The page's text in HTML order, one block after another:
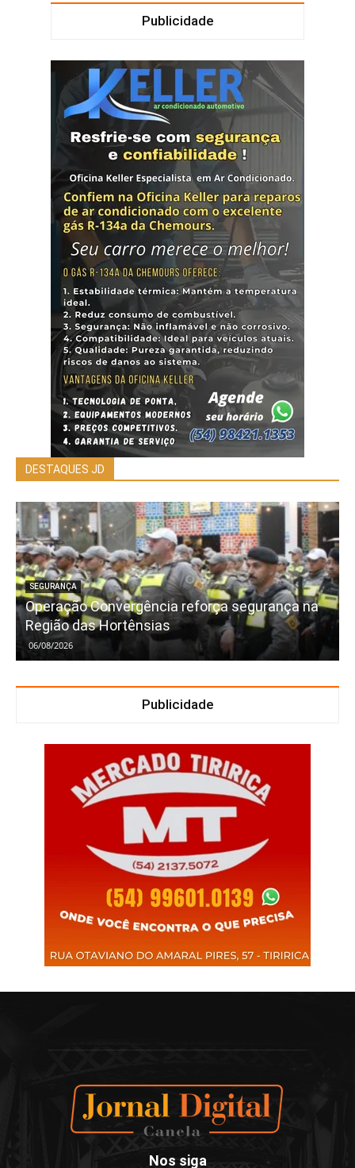
Publicidade
DESTAQUES JD
SEGURANÇA
Operação Convergência reforça segurança na
Região das Hortênsias
06/08/2026
Publicidade
Nos siga